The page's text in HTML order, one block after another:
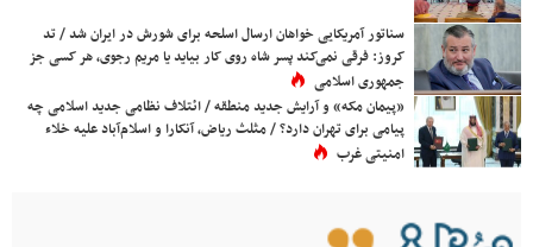
سناتور آمریکایی خواهان ارسال اسلحه برای شورش در ایران شد / تد
کروز: فرقی نمی‌کند پسر شاه روی کار بیاید یا مریم رجوی، هر کسی جز
جمهوری اسلامی
«پیمان مکه» و آرایش جدید منطقه / ائتلاف نظامی جدید اسلامی چه
پیامی برای تهران دارد؟ / مثلث ریاض، آنکارا و اسلام‌آباد علیه خلاء
امنیتی غرب